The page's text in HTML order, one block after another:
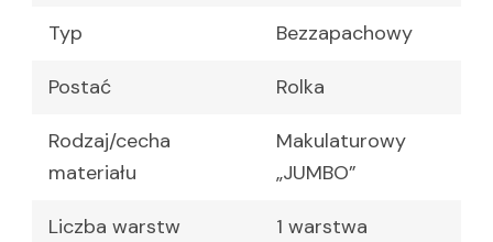
Typ Bezzapachowy
Postać Rolka
Rodzaj/cecha
materiału
Makulaturowy
„JUMBO”
Liczba warstw 1 warstwa